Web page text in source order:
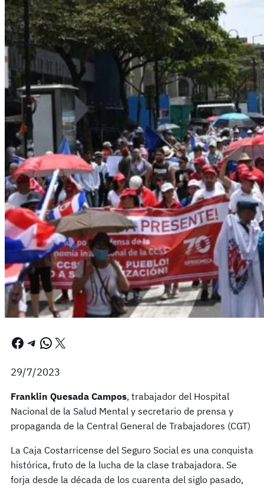
Facebook Telegram WhatsApp X
29/7/2023
Franklin Quesada Campos, trabajador del Hospital
Nacional de la Salud Mental y secretario de prensa y
propaganda de la Central General de Trabajadores (CGT)
La Caja Costarricense del Seguro Social es una conquista
histórica, fruto de la lucha de la clase trabajadora. Se
forja desde la década de los cuarenta del siglo pasado,